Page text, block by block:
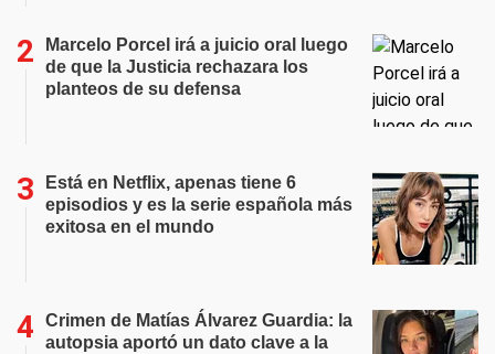
Marcelo Porcel irá a juicio oral luego
de que la Justicia rechazara los
planteos de su defensa
Está en Netflix, apenas tiene 6
episodios y es la serie española más
exitosa en el mundo
Crimen de Matías Álvarez Guardia: la
autopsia aportó un dato clave a la